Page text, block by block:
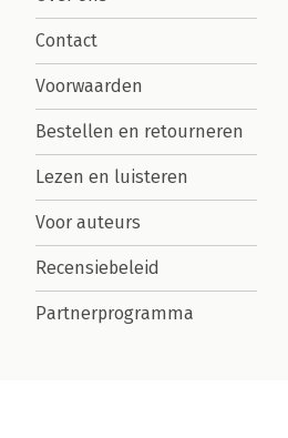
Contact
Voorwaarden
Bestellen en retourneren
Lezen en luisteren
Voor auteurs
Recensiebeleid
Partnerprogramma